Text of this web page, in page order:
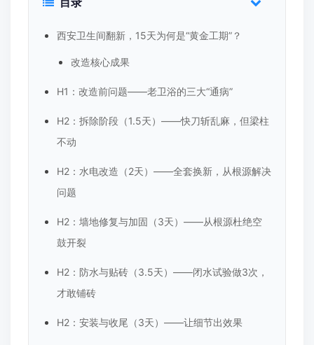
西安卫生间翻新，15天为何是“黄金工期”？
改造核心成果
H1：改造前问题——老卫浴的三大“通病”
H2：拆除阶段（1.5天）——快刀斩乱麻，但梁柱
不动
H2：水电改造（2天）——全套换新，从根源解决
问题
H2：墙地修复与加固（3天）——从根源杜绝空
鼓开裂
H2：防水与贴砖（3.5天）——闭水试验做3次，
才敢铺砖
H2：安装与收尾（3天）——让细节出效果